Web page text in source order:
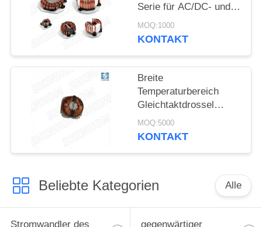
Serie für AC/DC- und
DC/DC-
Leitungsfilterung
MOQ:1000
KONTAKT
Breite
Temperaturbereich
Gleichtaktdrossel
TRF2606H-103Y -40°C
bis +105°C für
MOQ:5000
KONTAKT
Beliebte Kategorien Alle
Stromwandler des
gegenwärtiger